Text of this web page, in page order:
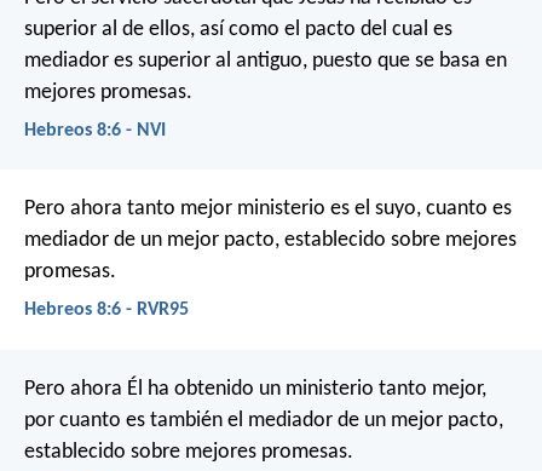
superior al de ellos, así como el pacto del cual es
mediador es superior al antiguo, puesto que se basa en
mejores promesas.
Hebreos 8:6 - NVI
Pero ahora tanto mejor ministerio es el suyo, cuanto es
mediador de un mejor pacto, establecido sobre mejores
promesas.
Hebreos 8:6 - RVR95
Pero ahora Él ha obtenido un ministerio tanto mejor,
por cuanto es también el mediador de un mejor pacto,
establecido sobre mejores promesas.